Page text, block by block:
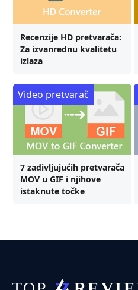
Recenzije HD pretvarača:
Za izvanrednu kvalitetu
izlaza
7 zadivljujućih pretvarača
MOV u GIF i njihove
istaknute točke
Video pretvarač